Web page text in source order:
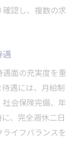
認し、複数の求
面の充実度を重
遇には、月給制
会保険完備、年
、完全週休二日
イフバランスを